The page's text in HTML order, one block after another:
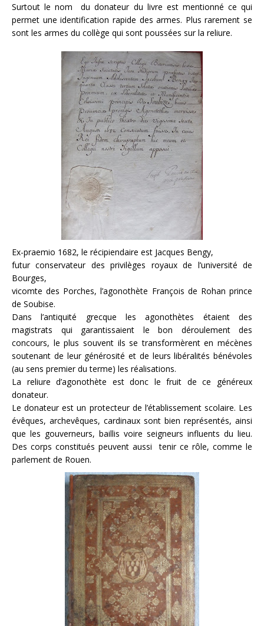
Surtout le nom du donateur du livre est mentionné ce qui
permet une identification rapide des armes. Plus rarement se
sont les armes du collège qui sont poussées sur la reliure.
Ex-praemio 1682, le récipiendaire est Jacques Bengy,
futur conservateur des privilèges royaux de l’université de
Bourges,
vicomte des Porches, l’agonothète François de Rohan prince
de Soubise.
Dans l’antiquité grecque les agonothètes étaient des
magistrats qui garantissaient le bon déroulement des
concours, le plus souvent ils se transformèrent en mécènes
soutenant de leur générosité et de leurs libéralités bénévoles
(au sens premier du terme) les réalisations.
La reliure d’agonothète est donc le fruit de ce généreux
donateur.
Le donateur est un protecteur de l’établissement scolaire. Les
évêques, archevêques, cardinaux sont bien représentés, ainsi
que les gouverneurs, baillis voire seigneurs influents du lieu.
Des corps constitués peuvent aussi tenir ce rôle, comme le
parlement de Rouen.